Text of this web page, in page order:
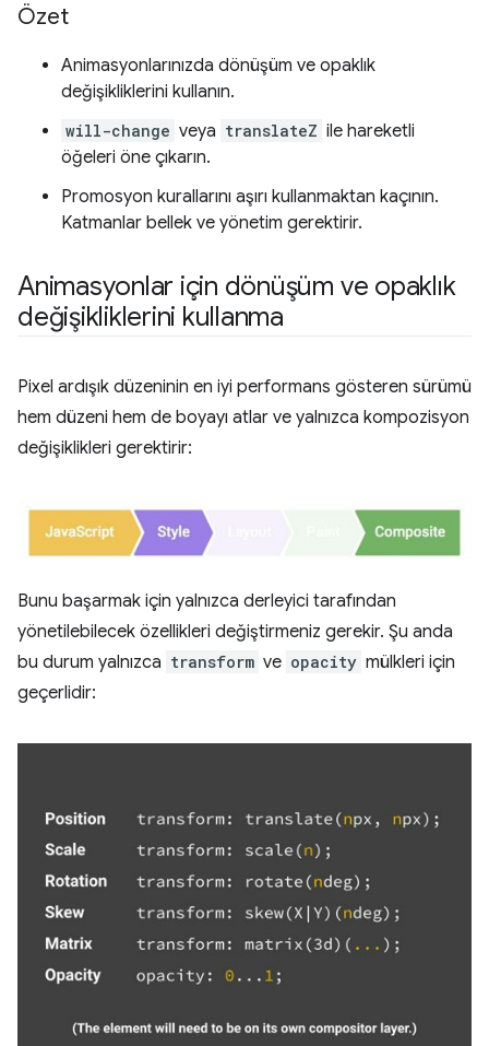
Özet
Animasyonlarınızda dönüşüm ve opaklık
değişikliklerini kullanın.
will-change veya translateZ ile hareketli
öğeleri öne çıkarın.
Promosyon kurallarını aşırı kullanmaktan kaçının.
Katmanlar bellek ve yönetim gerektirir.
Animasyonlar için dönüşüm ve opaklık
değişikliklerini kullanma
Pixel ardışık düzeninin en iyi performans gösteren sürümü
hem düzeni hem de boyayı atlar ve yalnızca kompozisyon
değişiklikleri gerektirir:
Bunu başarmak için yalnızca derleyici tarafından
yönetilebilecek özellikleri değiştirmeniz gerekir. Şu anda
bu durum yalnızca transform ve opacity mülkleri için
geçerlidir: